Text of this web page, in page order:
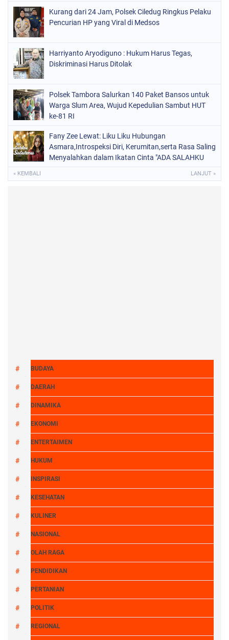
Kurang dari 24 Jam, Polsek Ciledug Ringkus Pelaku
Pencurian HP yang Viral di Medsos
Harriyanto Aryodiguno : Hukum Harus Tegas,
Diskriminasi Harus Ditolak
Polsek Tambora Salurkan 140 Paket Bansos untuk
Warga Slum Area, Wujud Kepedulian Sambut HUT
ke-81 RI
Fany Zee Lewat: Liku Liku Hubungan
Asmara,Introspeksi Diri, Kerumitan,serta Rasa Saling
Menyalahkan dalam Ikatan Cinta "ADA SALAHKU
« KEMBALI LANJUT »
BUDAYA
DAERAH
DINAMIKA
EKONOMI
ENTERTAIMEN
HUKUM
INSPIRASI
KESEHATAN
KULINER
NASIONAL
OLAH RAGA
PENDIDIKAN
PERTANIAN
POLITIK
REGIONAL